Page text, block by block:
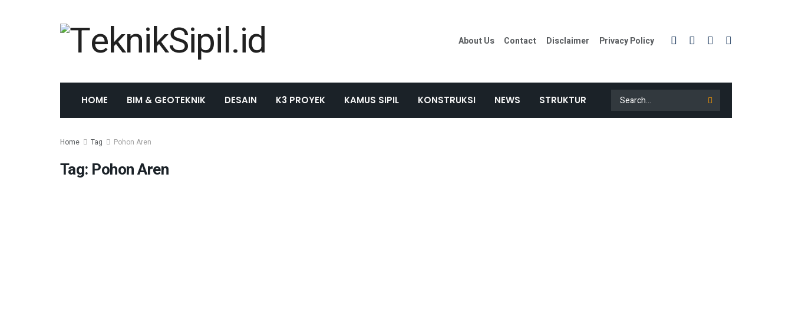
About Us Contact Disclaimer Privacy Policy
HOME BIM & GEOTEKNIK DESAIN K3 PROYEK KAMUS SIPIL KONSTRUKSI NEWS STRUKTUR
Home Tag Pohon Aren
Tag: Pohon Aren